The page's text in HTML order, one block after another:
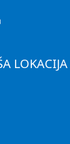
LOKACIJA